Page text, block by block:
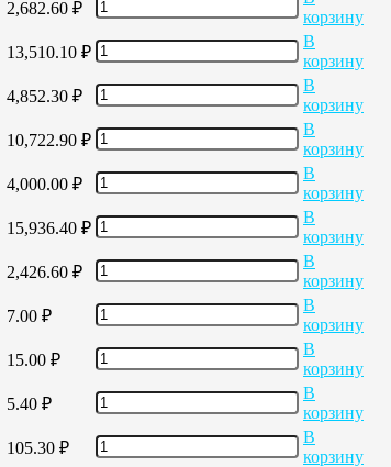
2,682.60 ₽
корзину
13,510.10 ₽
В
корзину
4,852.30 ₽
В
корзину
10,722.90 ₽
В
корзину
4,000.00 ₽
В
корзину
15,936.40 ₽
В
корзину
2,426.60 ₽
В
корзину
7.00 ₽
В
корзину
15.00 ₽
В
корзину
5.40 ₽
В
корзину
105.30 ₽
В
корзину